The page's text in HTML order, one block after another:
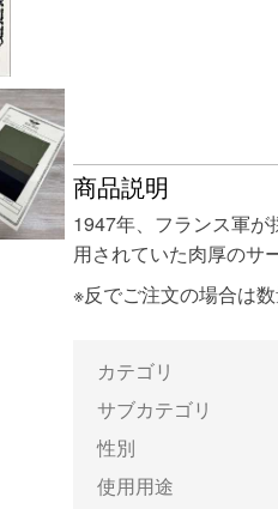
商品説明
1947年、フランス軍
用されていた肉厚のサ
※反でご注文の場合は
カテゴリ
サブカテゴリ
性別
使用用途